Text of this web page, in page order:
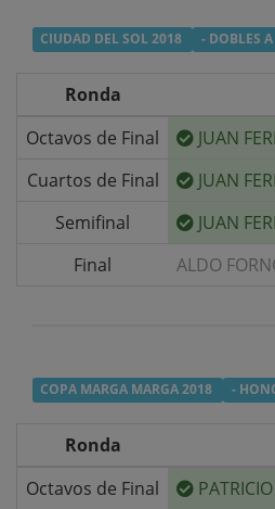
CIUDAD DEL SOL 2018 - DOBLES A
Ronda
Octavos de Final
JUAN
Cuartos de Final
JUAN
Semifinal
JUAN
Final
ALDO
COPA MARGA MARGA 2018 -
Ronda
Octavos de Final